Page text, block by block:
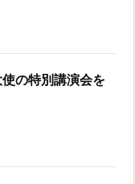
の特別講演会を